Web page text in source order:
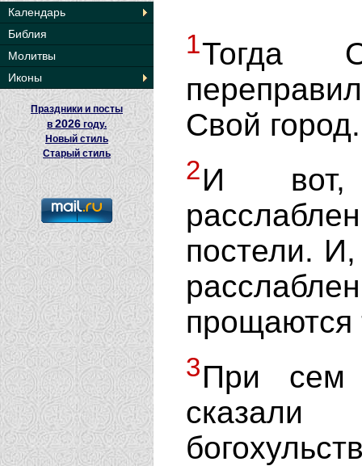
Календарь
Библия
Молитвы
Иконы
Праздники и посты
в2026 году.
Новый стиль
Старый стиль
1Тогда
Свой город.
2И вот,
постели.
прощаются
3При сем